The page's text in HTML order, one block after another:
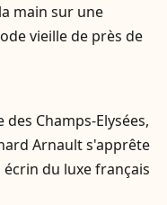
main sur une
vieille de près de
des Champs-Elysées,
Arnault s'apprête
du luxe français